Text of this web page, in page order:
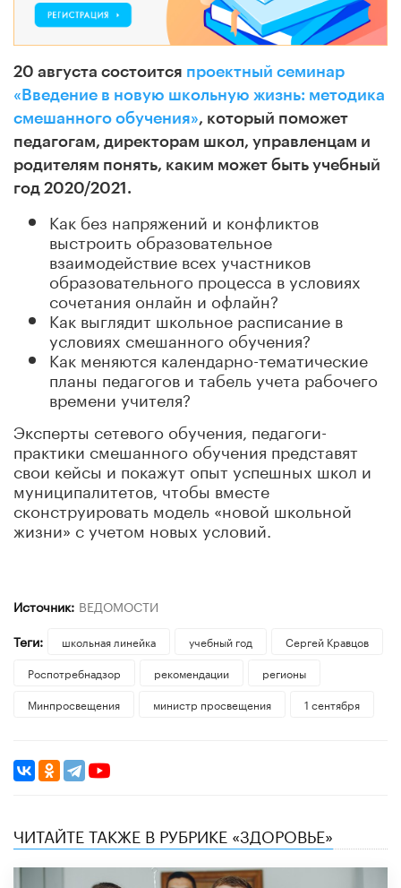
20 августа состоится проектный семинар
«Введение в новую школьную жизнь: методика
смешанного обучения», который поможет
педагогам, директорам школ, управленцам и
родителям понять, каким может быть учебный
год 2020/2021.
Как без напряжений и конфликтов
выстроить образовательное
взаимодействие всех участников
образовательного процесса в условиях
сочетания онлайн и офлайн?
Как выглядит школьное расписание в
условиях смешанного обучения?
Как меняются календарно-тематические
планы педагогов и табель учета рабочего
времени учителя?
Эксперты сетевого обучения, педагоги-
практики смешанного обучения представят
свои кейсы и покажут опыт успешных школ и
муниципалитетов, чтобы вместе
сконструировать модель «новой школьной
жизни» с учетом новых условий.
Источник: ВЕДОМОСТИ
Теги:
школьная линейка учебный год
Сергей Кравцов
Роспотребнадзор
рекомендации
регионы
Минпросвещения
министр просвещения 1 сентября
ЧИТАЙТЕ ТАКЖЕ В РУБРИКЕ «ЗДОРОВЬЕ»